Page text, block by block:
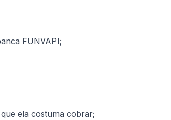
FUNVAPI;
ela costuma cobrar;